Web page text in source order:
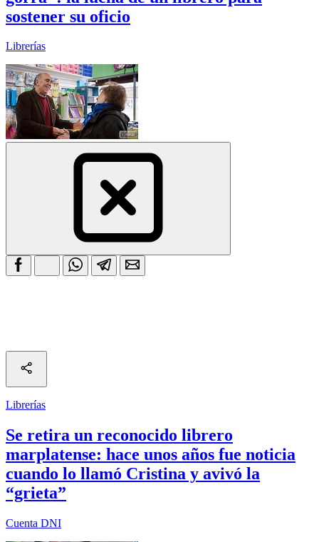
sostener su oficio
Librerías
Librerías
Se retira un reconocido librero
marplatense: hace unos años fue noticia
cuando lo llamó Cristina y avivó la
“grieta”
Cuenta DNI